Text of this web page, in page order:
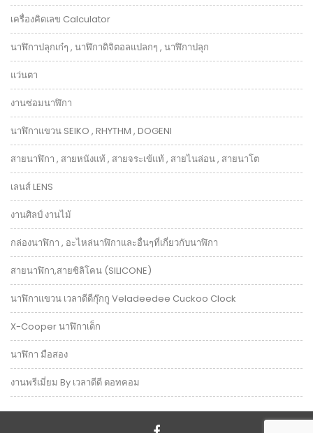
เครื่องคิดเลข Calculator
นาฬิกาปลุกเก๋ๆ , นาฬิกาดิจิตอลแปลกๆ , นาฬิกาปลุก
แว่นตา
งานซ่อมนาฬิกา
นาฬิกาแขวน SEIKO , RHYTHM , DOGENI
สายนาฬิกา , สายหนังแท้ , สายจระเข้แท้ , สายไนล่อน , สายนาโต
เลนส์ LENS
งานศิลป์ งานไม้
กล่องนาฬิกา , อะไหล่นาฬิกาและอื่นๆที่เกี่ยวกับนาฬิกา
สายนาฬิกา,สายซิลิโคน (SILICONE)
นาฬิกาแขวน เวลาดีดีกุ๊กกู Veladeedee Cuckoo Clock
X-Cooper นาฬิกาเด็ก
นาฬิกา มือสอง
งานพรีเมี่ยม By เวลาดีดี ดอทคอม